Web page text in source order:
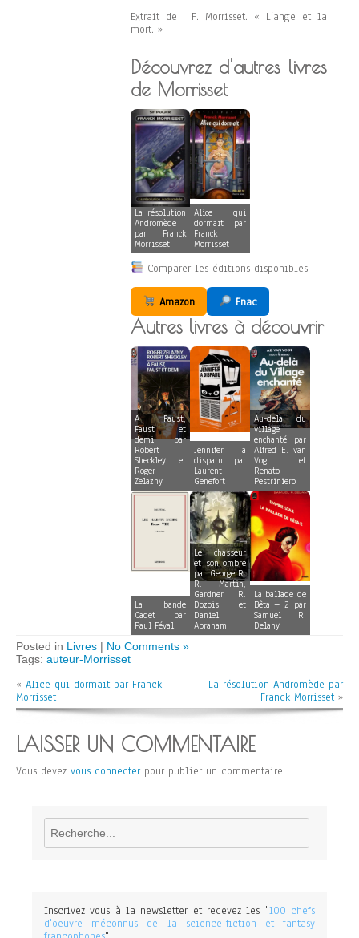
Extrait de : F. Morrisset. « L’ange et la
mort. »
Découvrez d'autres livres
de Morrisset
La résolution
Andromède
par Franck
Morrisset
Alice qui
dormait par
Franck
Morrisset
Comparer les éditions disponibles :
Amazon Fnac
Autres livres à découvrir
A Faust,
Faust et
demi par
Robert
Sheckley et
Roger
Zelazny
Jennifer a
disparu par
Laurent
Genefort
Au-delà du
village
enchanté par
Alfred E. van
Vogt et
Renato
Pestriniero
La bande
Cadet par
Paul Féval
Le chasseur
et son ombre
par George R.
R. Martin,
Gardner R.
Dozois et
Daniel
Abraham
La ballade de
Bêta – 2 par
Samuel R.
Delany
Posted in Livres | No Comments »
Tags: auteur-Morrisset
« Alice qui dormait par Franck
Morrisset
La résolution Andromède par
Franck Morrisset »
LAISSER UN COMMENTAIRE
Vous devez vous connecter pour publier un commentaire.
Rechercher
Inscrivez vous à la newsletter et recevez les "100 chefs
d'oeuvre méconnus de la science-fiction et fantasy